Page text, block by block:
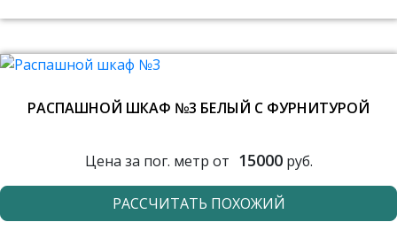
РАСПАШНОЙ ШКАФ №3 БЕЛЫЙ С ФУРНИТУРОЙ
Цена за пог. метр от 15000руб.
РАССЧИТАТЬ ПОХОЖИЙ